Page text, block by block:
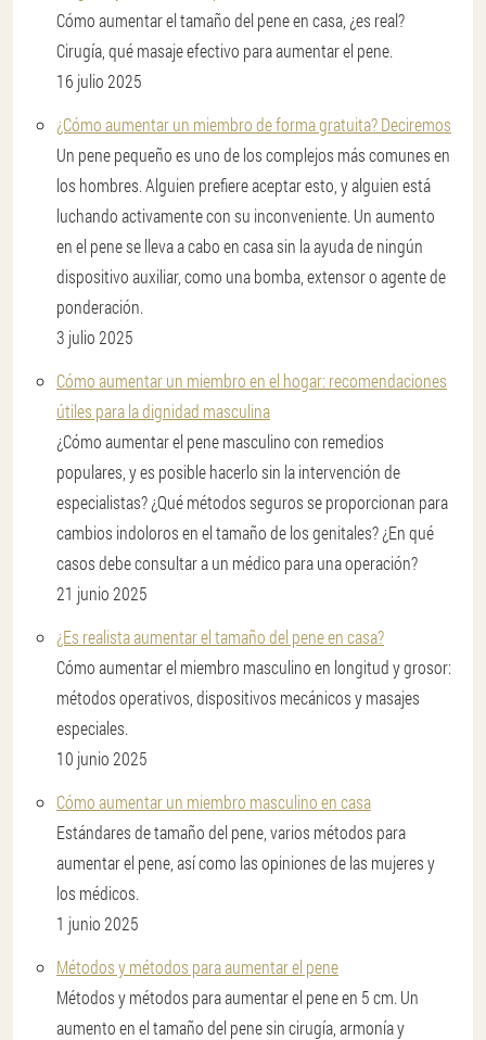
Cómo aumentar el tamaño del pene en casa, ¿es real?
Cirugía, qué masaje efectivo para aumentar el pene.
16 julio 2025
¿Cómo aumentar un miembro de forma gratuita? Deciremos
Un pene pequeño es uno de los complejos más comunes en
los hombres. Alguien prefiere aceptar esto, y alguien está
luchando activamente con su inconveniente. Un aumento
en el pene se lleva a cabo en casa sin la ayuda de ningún
dispositivo auxiliar, como una bomba, extensor o agente de
ponderación.
3 julio 2025
Cómo aumentar un miembro en el hogar: recomendaciones
útiles para la dignidad masculina
¿Cómo aumentar el pene masculino con remedios
populares, y es posible hacerlo sin la intervención de
especialistas? ¿Qué métodos seguros se proporcionan para
cambios indoloros en el tamaño de los genitales? ¿En qué
casos debe consultar a un médico para una operación?
21 junio 2025
¿Es realista aumentar el tamaño del pene en casa?
Cómo aumentar el miembro masculino en longitud y grosor:
métodos operativos, dispositivos mecánicos y masajes
especiales.
10 junio 2025
Cómo aumentar un miembro masculino en casa
Estándares de tamaño del pene, varios métodos para
aumentar el pene, así como las opiniones de las mujeres y
los médicos.
1 junio 2025
Métodos y métodos para aumentar el pene
Métodos y métodos para aumentar el pene en 5 cm. Un
aumento en el tamaño del pene sin cirugía, armonía y